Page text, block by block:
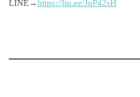
LINE→https://lin.ee/JqP42sH